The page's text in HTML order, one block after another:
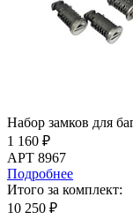
Набор замков для
1 160 ₽
АРТ 8967
Подробнее
Итого за комплект:
10 250 ₽